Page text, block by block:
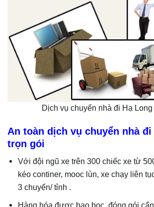
Dịch vụ chuyển nhà đi Hạ Long
An toàn dịch vụ chuyển nhà đi
trọn gói
Với đội ngũ xe trên 300 chiếc xe từ
kéo continer, mooc lùn, xe chạy liên
3 chuyến/ tỉnh .
Hàng hóa được bao bọc, đóng gói